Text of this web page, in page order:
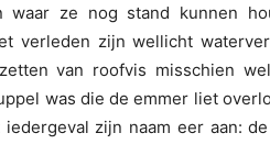
waar ze nog stand kunnen
verleden zijn wellicht
van roofvis misschien
was die de emmer liet
iedergeval zijn naam eer aan: